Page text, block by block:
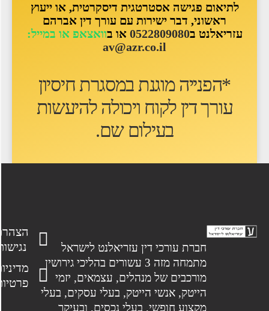
לתיאום פגישה אסטרטגית דיסקרטית, או ייעוץ
ראשוני, דבר ישירות עם עורך דין אברהם
עזריאלנט ב0522809080או בוואצאפ או במייל:
av@azr.co.il
*הפנייה מוגנת במסגרת חיסיון
עורך דין לקוח ו יכולה להיעשות
בעילום שם.
חברת עורכי דין עזריאלנט לישראל
מתמחה מזה 3 עשורים בהליכי גירושין
מורכבים של מנהלים, עצמאים, יזמי
הייטק, אנשי הייטק, בעלי עסקים, בעלי
מקצוע חופשי, בעלי נכסים, ובעיקר
הצהרת
נגישות
מדיניות
פרטיות